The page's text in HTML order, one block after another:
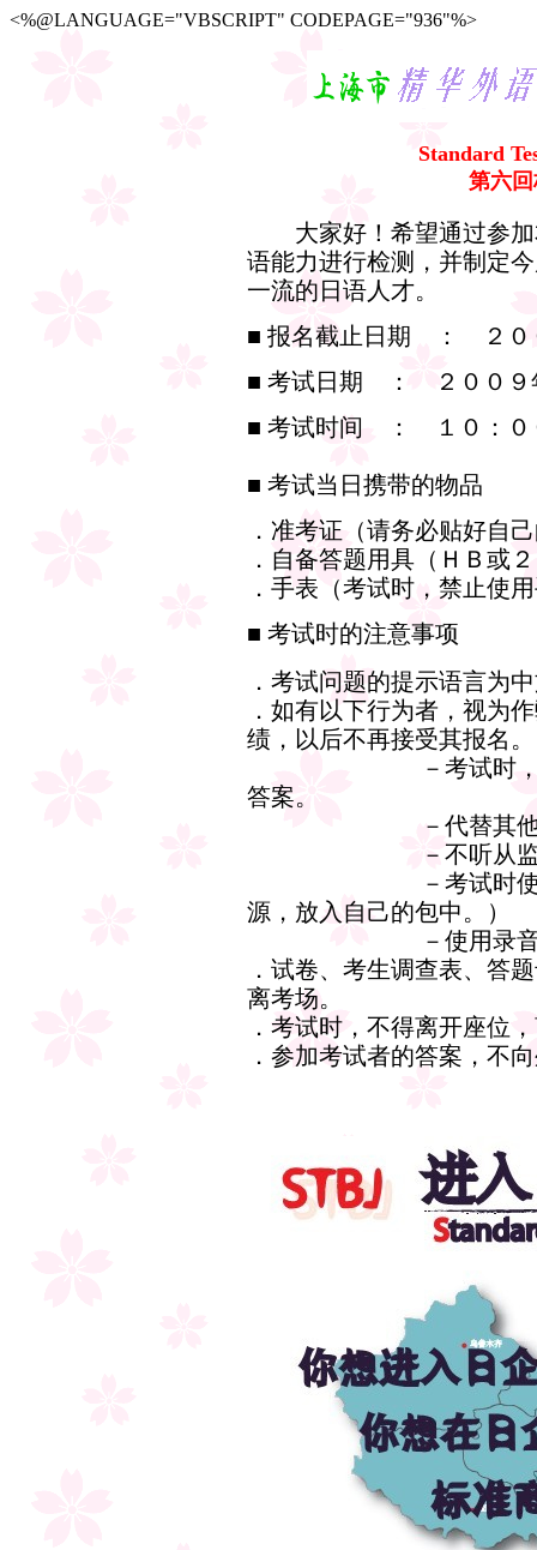
<%@LANGUAGE="VBSCRIPT" CODEPAGE="936"%>
Standard
第六
大家好！希望通过参加
语能力进行检测，并制定
一流的日语人才。
■ 报名截止日期 ： ２０
■ 考试日期 ： ２００９
■ 考试时间 ： １０：０
■ 考试当日携带的物品
．准考证（请务必贴好自
．自备答题用具（ＨＢ或
．手表（考试时，禁止使
■ 考试时的注意事项
．考试问题的提示语言为
．如有以下行为者，视为
绩，以后不再接受其报名。
－考试时，看、问
答案。
－代替其他人
－不听从监考老
－考试时使用手机
源，放入自己的包中。）
－使用录音机、
．试卷、考生调查表、答
离考场。
．考试时，不得离开座位
．参加考试者的答案，不